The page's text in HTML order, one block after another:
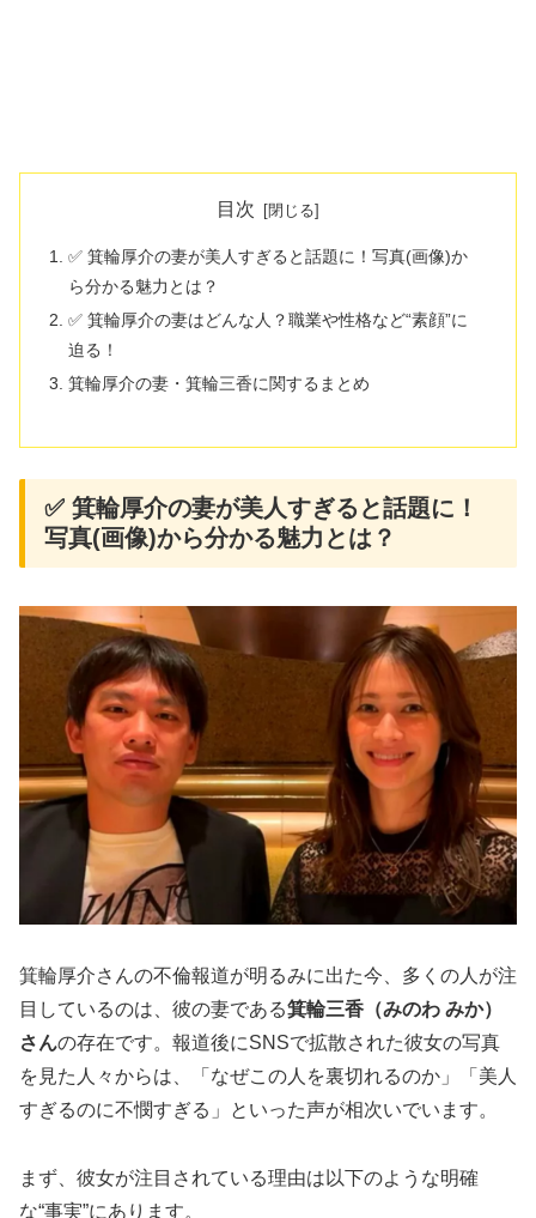
目次
✅ 箕輪厚介の妻が美人すぎると話題に！写真(画像)か
ら分かる魅力とは？
✅ 箕輪厚介の妻はどんな人？職業や性格など“素顔”に
迫る！
箕輪厚介の妻・箕輪三香に関するまとめ
✅ 箕輪厚介の妻が美人すぎると話題に！
写真(画像)から分かる魅力とは？
箕輪厚介さんの不倫報道が明るみに出た今、多くの人が注
目しているのは、彼の妻である箕輪三香（みのわ みか）
さんの存在です。報道後にSNSで拡散された彼女の写真
を見た人々からは、「なぜこの人を裏切れるのか」「美人
すぎるのに不憫すぎる」といった声が相次いでいます。
まず、彼女が注目されている理由は以下のような明確
な“事実”にあります。